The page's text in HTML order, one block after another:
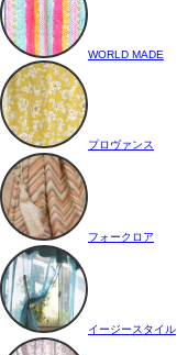
WORLD MADE
プロヴァンス
フォークロア
イージースタイル